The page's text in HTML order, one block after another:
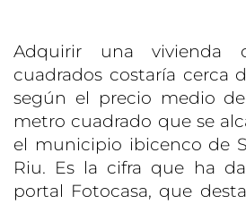
Adquirir una vivienda
cuadrados costaría cerca
según el precio medio
metro cuadrado que se
el municipio ibicenco de
Riu. Es la cifra que ha
portal Fotocasa, que